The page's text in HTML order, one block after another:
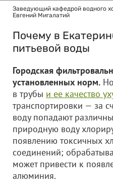
Заведующий кафедрой водного
Евгений Мигалатий
Почему в
питьевой воды
Городская
установленных норм.
в трубы и ее качество
транспортировки — за
воду попадают
природную воду
появлению токсичных
соединений;
может привести к
алюминия.